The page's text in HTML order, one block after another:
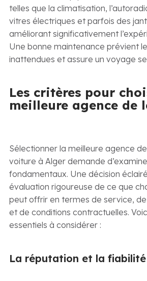
telles que la climatisation,
vitres électriques et parfois des
améliorant significativement
Une bonne maintenance prévient
inattendues et assure un voyage
Les critères pour
meilleure agence de
Sélectionner la meilleure agence
voiture à Alger demande
fondamentaux. Une décision
évaluation rigoureuse de ce que
peut offrir en termes de service,
et de conditions contractuelles.
essentiels à considérer :
La réputation et la fiabilité